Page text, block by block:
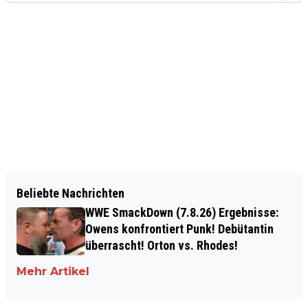
Beliebte Nachrichten
WWE SmackDown (7.8.26) Ergebnisse:
Owens konfrontiert Punk! Debütantin
überrascht! Orton vs. Rhodes!
Mehr Artikel